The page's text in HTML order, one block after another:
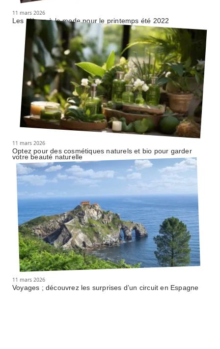
11 mars 2026
Les pièces à la mode pour le printemps été 2022
11 mars 2026
Optez pour des cosmétiques naturels et bio pour garder
votre beauté naturelle
11 mars 2026
Voyages ; découvrez les surprises d’un circuit en Espagne